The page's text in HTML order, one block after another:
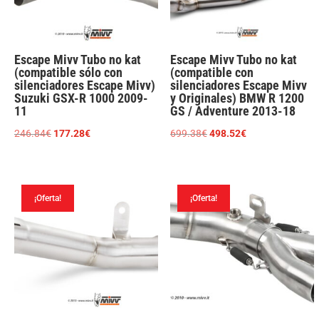
Escape Mivv Tubo no kat
(compatible sólo con
silenciadores Escape Mivv)
Suzuki GSX-R 1000 2009-
11
246.84€ El
era:
177.28€El
177.28€.
Escape Mivv Tubo no kat
(compatible con
silenciadores Escape Mivv
y Originales) BMW R 1200
GS / Adventure 2013-18
699.38€El
era:
699.38€.
498.52€El
498.52€.
¡Oferta! ¡Oferta!